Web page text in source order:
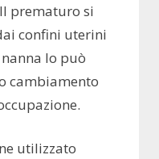
prematuro si
confini uterini
lo può
cambiamento
utilizzato